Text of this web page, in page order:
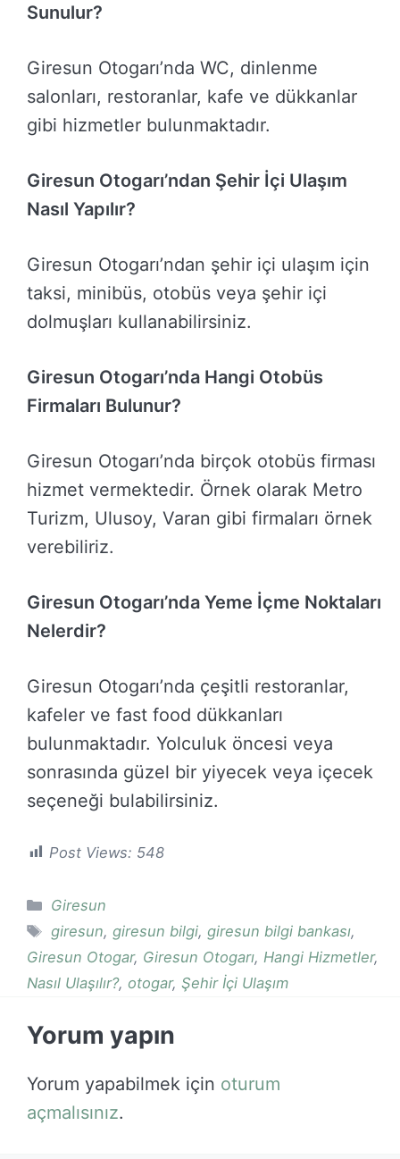
Sunulur?
Giresun Otogarı’nda WC, dinlenme
salonları, restoranlar, kafe ve dükkanlar
gibi hizmetler bulunmaktadır.
Giresun Otogarı’ndan Şehir İçi Ulaşım
Nasıl Yapılır?
Giresun Otogarı’ndan şehir içi ulaşım için
taksi, minibüs, otobüs veya şehir içi
dolmuşları kullanabilirsiniz.
Giresun Otogarı’nda Hangi Otobüs
Firmaları Bulunur?
Giresun Otogarı’nda birçok otobüs firması
hizmet vermektedir. Örnek olarak Metro
Turizm, Ulusoy, Varan gibi firmaları örnek
verebiliriz.
Giresun Otogarı’nda Yeme İçme Noktaları
Nelerdir?
Giresun Otogarı’nda çeşitli restoranlar,
kafeler ve fast food dükkanları
bulunmaktadır. Yolculuk öncesi veya
sonrasında güzel bir yiyecek veya içecek
seçeneği bulabilirsiniz.
Post Views: 548
Kategoriler
Giresun
Etiketler
giresun, giresun bilgi, giresun bilgi bankası,
Giresun Otogar, Giresun Otogarı, Hangi Hizmetler,
Nasıl Ulaşılır?, otogar, Şehir İçi Ulaşım
Yorum yapın
Yorum yapabilmek için oturum
açmalısınız.